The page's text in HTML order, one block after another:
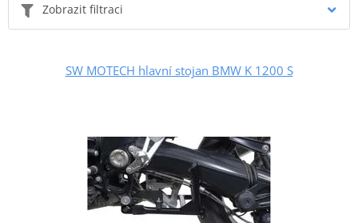
Zobrazit filtraci
SW MOTECH hlavní stojan BMW K 1200 S